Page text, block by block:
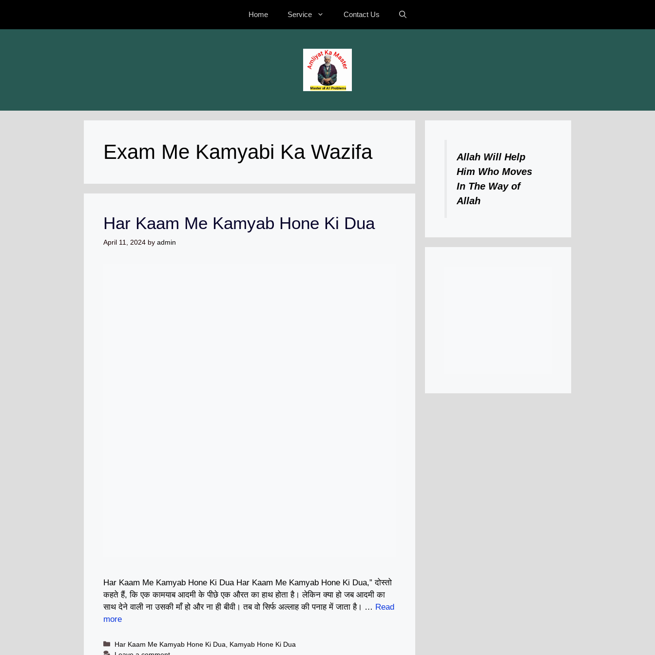
content
Home Service Contact Us
Exam Me Kamyabi Ka Wazifa
Har Kaam Me Kamyab Hone Ki Dua
April 11, 2024 by admin
Har Kaam Me Kamyab Hone Ki Dua Har Kaam Me Kamyab Hone Ki Dua,” दोस्तो
कहते हैं, कि एक कामयाब आदमी के पीछे एक औरत का हाथ होता है। लेकिन क्या हो जब आदमी का
साथ देने वाली ना उसकी माँ हो और ना ही बीवी। तब वो सिर्फ अल्लाह की पनाह में जाता है। … Read
more
Categories
Har Kaam Me Kamyab Hone Ki Dua
Kamyab Hone Ki Dua
Allah Will Help
Him Who Moves
In The Way of
Allah